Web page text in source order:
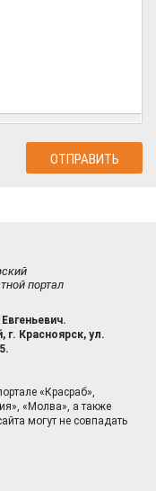
портал
г. Красноярск, ул.
«Красраб»,
«Молва», а также
могут не совпадать